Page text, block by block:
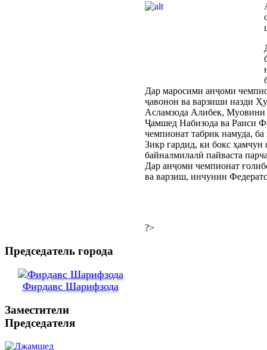
Дар маросими анҷоми
ҷавонон ва варзиши назди
Асламзода Алибек, Муовини
Ҷамшед Набизода ва Раиси
чемпионат табрик намуда,
Зикр гардид, ки бокс
байналмилалӣ пайваста
Дар анҷоми чемпионат
ва варзиш, инчунин
?>
Председатель города
Фирдавс Шарифзода
Заместители
Председателя